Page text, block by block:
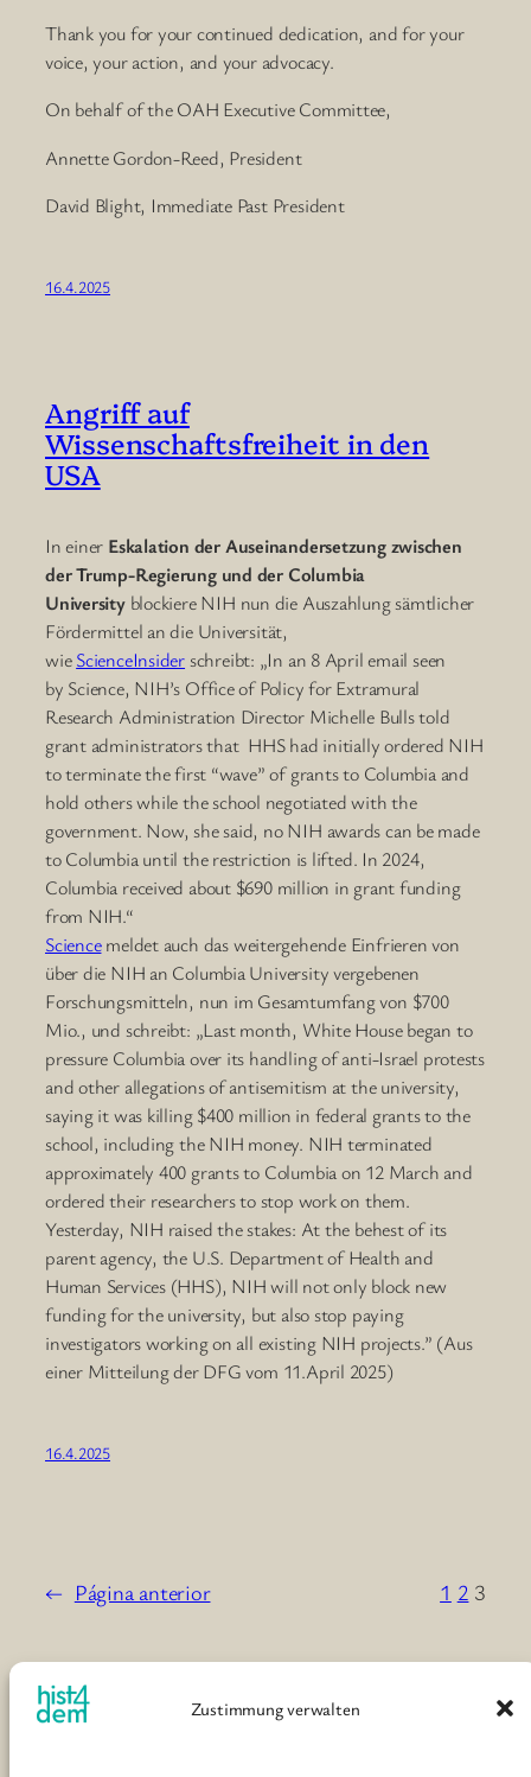
Zustimmung verwalten
Thank you for your continued dedication, and for your
voice, your action, and your advocacy.
On behalf of the OAH Executive Committee,
Annette Gordon-Reed, President
David Blight, Immediate Past President
16.4.2025
Angriff auf
Wissenschaftsfreiheit in den
USA
In einer Eskalation der Auseinandersetzung zwischen
der Trump-Regierung und der Columbia
Universityblockiere NIH nun die Auszahlung sämtlicher
Fördermittel an die Universität,
wieScienceInsiderschreibt: „In an 8 April email seen
by Science, NIH’s Office of Policy for Extramural
Research Administration Director Michelle Bulls told
grant administrators that HHS had initially ordered NIH
to terminate the first “wave” of grants to Columbia and
hold others while the school negotiated with the
government. Now, she said, no NIH awards can be made
to Columbia until the restriction is lifted. In 2024,
Columbia received about $690 million in grant funding
from NIH.“
Sciencemeldet auch das weitergehende Einfrieren von
über die NIH an Columbia University vergebenen
Forschungsmitteln, nun im Gesamtumfang von $700
Mio., und schreibt: „Last month, White House began to
pressure Columbia over its handling of anti-Israel protests
and other allegations of antisemitism at the university,
saying it was killing $400 million in federal grants to the
school, including the NIH money. NIH terminated
approximately 400 grants to Columbia on 12 March and
ordered their researchers to stop work on them.
Yesterday, NIH raised the stakes: At the behest of its
parent agency, the U.S. Department of Health and
Human Services (HHS), NIH will not only block new
funding for the university, but also stop paying
investigators working on all existing NIH projects.” (Aus
einer Mitteilung der DFG vom 11.April 2025)
16.4.2025
← Página anterior 1 2 3
Historiker*innen für eine demokratische